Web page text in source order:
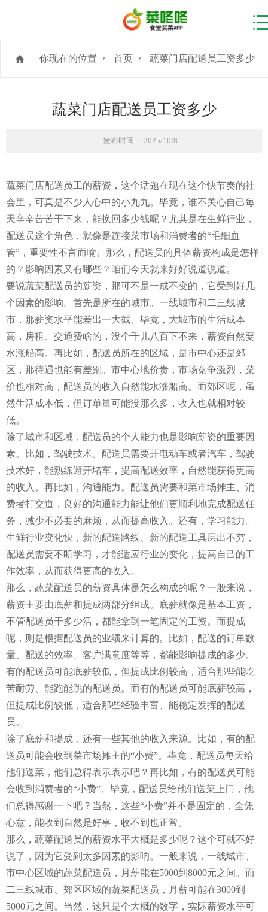
你现在的位置 首页 蔬菜门店配送员工资多少
蔬菜门店配送员工资多少
发布时间： 2025/10/8
蔬菜门店配送员工的薪资，这个话题在现在这个快节奏的社
会里，可真是不少人心中的小九九。毕竟，谁不关心自己每
天辛辛苦苦干下来，能换回多少钱呢？尤其是在生鲜行业，
配送员这个角色，就像是连接菜市场和消费者的“毛细血
管”，重要性不言而喻。那么，配送员的具体薪资构成是怎样
的？影响因素又有哪些？咱们今天就来好好说道说道。
要说蔬菜配送员的薪资，那可不是一成不变的，它受到好几
个因素的影响。首先是所在的城市。一线城市和二三线城
市，那薪资水平能差出一大截。毕竟，大城市的生活成本
高，房租、交通费啥的，没个千儿八百下不来，薪资自然要
水涨船高。再比如，配送员所在的区域，是市中心还是郊
区，那待遇也能有差别。市中心地价贵，市场竞争激烈，菜
价也相对高，配送员的收入自然能水涨船高。而郊区呢，虽
然生活成本低，但订单量可能没那么多，收入也就相对较
低。
除了城市和区域，配送员的个人能力也是影响薪资的重要因
素。比如，驾驶技术。配送员需要开电动车或者汽车，驾驶
技术好，能熟练避开堵车，提高配送效率，自然能获得更高
的收入。再比如，沟通能力。配送员需要和菜市场摊主、消
费者打交道，良好的沟通能力能让他们更顺利地完成配送任
务，减少不必要的麻烦，从而提高收入。还有，学习能力。
生鲜行业变化快，新的配送路线、新的配送工具层出不穷，
配送员需要不断学习，才能适应行业的变化，提高自己的工
作效率，从而获得更高的收入。
那么，蔬菜配送员的薪资具体是怎么构成的呢？一般来说，
薪资主要由底薪和提成两部分组成。底薪就像是基本工资，
不管配送员干多少活，都能拿到一笔固定的工资。而提成
呢，则是根据配送员的业绩来计算的。比如，配送的订单数
量、配送的效率、客户满意度等等，都能影响提成的多少。
有的配送员可能底薪较低，但提成比例较高，适合那些能吃
苦耐劳、能跑能跳的配送员。而有的配送员可能底薪较高，
但提成比例较低，适合那些经验丰富、能稳定发挥的配送
员。
除了底薪和提成，还有一些其他的收入来源。比如，有的配
送员可能会收到菜市场摊主的“小费”。毕竟，配送员每天给
他们送菜，他们总得表示表示吧？再比如，有的配送员可能
会收到消费者的“小费”。毕竟，配送员给他们送菜上门，他
们总得感谢一下吧？当然，这些“小费”并不是固定的，全凭
心意，能收到自然是好事，收不到也正常。
那么，蔬菜配送员的薪资水平大概是多少呢？这个可就不好
说了，因为它受到太多因素的影响。一般来说，一线城市、
市中心区域的蔬菜配送员，月薪能在5000到8000元之间。而
二三线城市、郊区区域的蔬菜配送员，月薪可能在3000到
5000元之间。当然，这只是个大概的数字，实际薪资水平可